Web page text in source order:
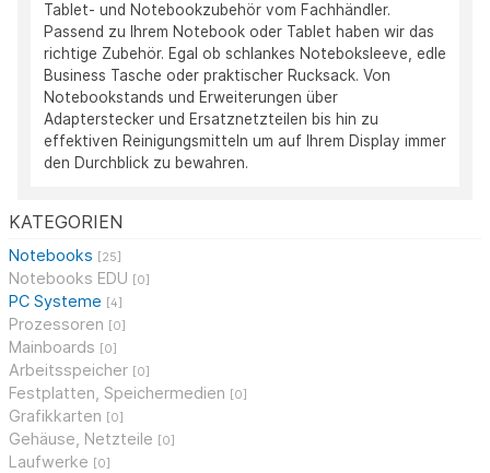
KATEGORIEN
Notebooks [25]
Notebooks EDU [0]
PC Systeme [4]
Prozessoren [0]
Mainboards [0]
Arbeitsspeicher [0]
Festplatten, Speichermedien [0]
Grafikkarten [0]
Gehäuse, Netzteile [0]
Laufwerke [0]
Tablet- und Notebookzubehör vom Fachhändler.
Passend zu Ihrem Notebook oder Tablet haben wir das
richtige Zubehör. Egal ob schlankes Noteboksleeve, edle
Business Tasche oder praktischer Rucksack. Von
Notebookstands und Erweiterungen über
Adapterstecker und Ersatznetzteilen bis hin zu
effektiven Reinigungsmitteln um auf Ihrem Display immer
den Durchblick zu bewahren.